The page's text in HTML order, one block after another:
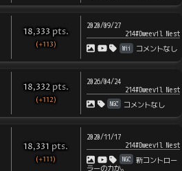
18,333 pts.
(+113)
2020/09/27
214#Dweevil Nest
Wii コメントなし
18,332 pts.
(+112)
2026/04/24
214#Dweevil Nest
NGC コメントなし
18,331 pts.
(+111)
2020/11/17
214#Dweevil Nest
NGC
新コントロー
ラーの力か。